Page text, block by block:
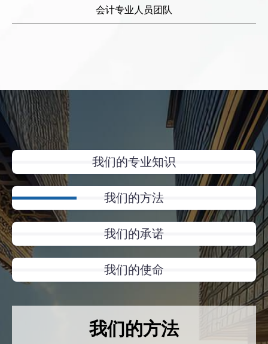
会计专业人员团队
我们的专业知识
我们的方法
我们的承诺
我们的使命
我们的方法